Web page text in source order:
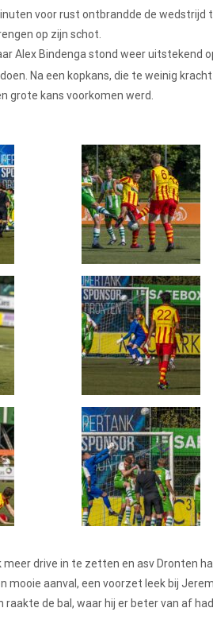
voor rust ontbrandde de wedstrijd
op zijn schot.
Alex Bindenga stond weer uitstekend
Na een kopkans, die te weinig
grote kans voorkomen werd.
drive in te zetten en asv Dronten
aanval, een voorzet leek bij
de bal, waar hij er beter van af